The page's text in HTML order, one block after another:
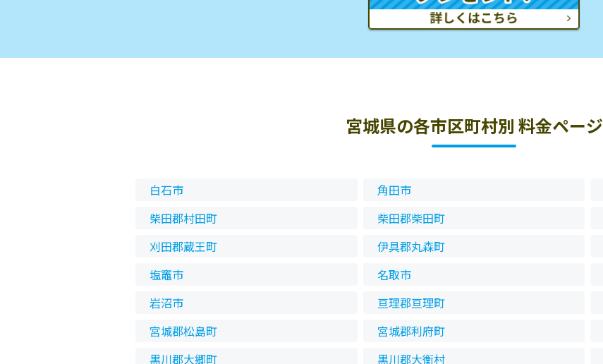
宮城県の各市区町村別 料金ページ
白石市 角田市
柴田郡村田町
柴田郡柴田町
刈田郡蔵王町
伊具郡丸森町
塩竈市
名取市
岩沼市
亘理郡亘理町
宮城郡松島町
宮城郡利府町
黒川郡大郷町
黒川郡大衡村